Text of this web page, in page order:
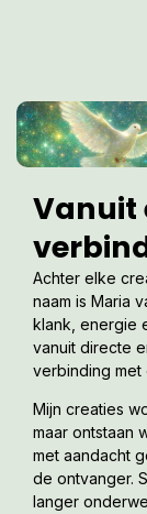
Vanuit
Achter elke
naam is Maria
klank, energie
vanuit directe
verbinding met
Mijn creaties
maar ontstaan
met aandacht
de ontvanger.
langer